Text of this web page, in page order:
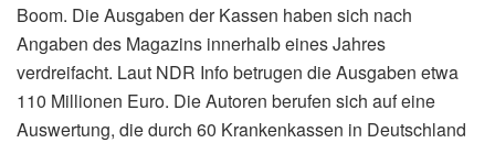
Boom. Die Ausgaben der Kassen haben sich nach
Angaben des Magazins innerhalb eines Jahres
verdreifacht. Laut NDR Info betrugen die Ausgaben etwa
110 Millionen Euro. Die Autoren berufen sich auf eine
Auswertung, die durch 60 Krankenkassen in Deutschland